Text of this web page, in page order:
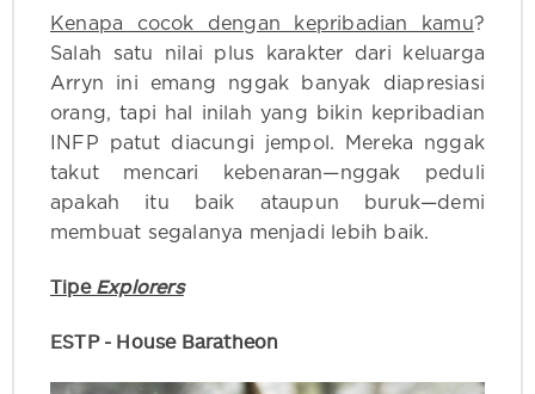
Kenapa cocok dengan kepribadian kamu?
Salah satu nilai plus karakter dari keluarga
Arryn ini emang nggak banyak diapresiasi
orang, tapi hal inilah yang bikin kepribadian
INFP patut diacungi jempol. Mereka nggak
takut mencari kebenaran—nggak peduli
apakah itu baik ataupun buruk—demi
membuat segalanya menjadi lebih baik.
Tipe Explorers
ESTP - House Baratheon